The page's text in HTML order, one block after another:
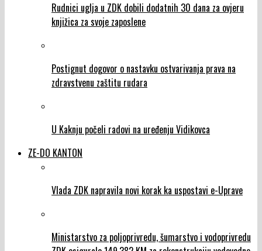
Rudnici uglja u ZDK dobili dodatnih 30 dana za ovjeru
knjižica za svoje zaposlene
Postignut dogovor o nastavku ostvarivanja prava na
zdravstvenu zaštitu rudara
U Kaknju počeli radovi na uređenju Vidikovca
ZE-DO KANTON
Vlada ZDK napravila novi korak ka uspostavi e-Uprave
Ministarstvo za poljoprivredu, šumarstvo i vodoprivredu